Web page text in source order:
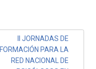
II JORNADAS DE
FORMACIÓN PARA LA
RED NACIONAL DE